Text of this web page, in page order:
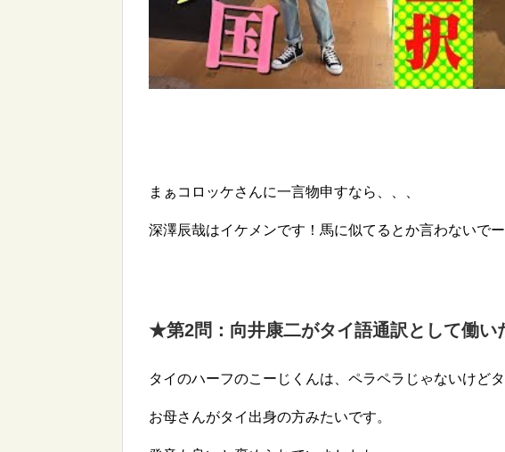
まぁコロッケさんに一言物申すなら、、、
深澤辰哉はイケメンです！馬に似てるとか言わないで
★第2問 ：向井康二がタイ語通訳として働い
タイのハーフのこーじくんは、ペラペラじゃないけど
お母さんがタイ出身の方みたいです。